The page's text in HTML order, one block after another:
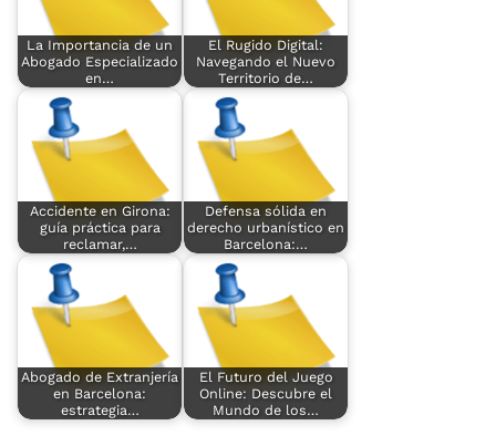
La Importancia de un
Abogado Especializado
en…
El Rugido Digital:
Navegando el Nuevo
Territorio de…
Accidente en Girona:
guía práctica para
reclamar,…
Defensa sólida en
derecho urbanístico en
Barcelona:…
Abogado de Extranjería
en Barcelona:
estrategia…
El Futuro del Juego
Online: Descubre el
Mundo de los…